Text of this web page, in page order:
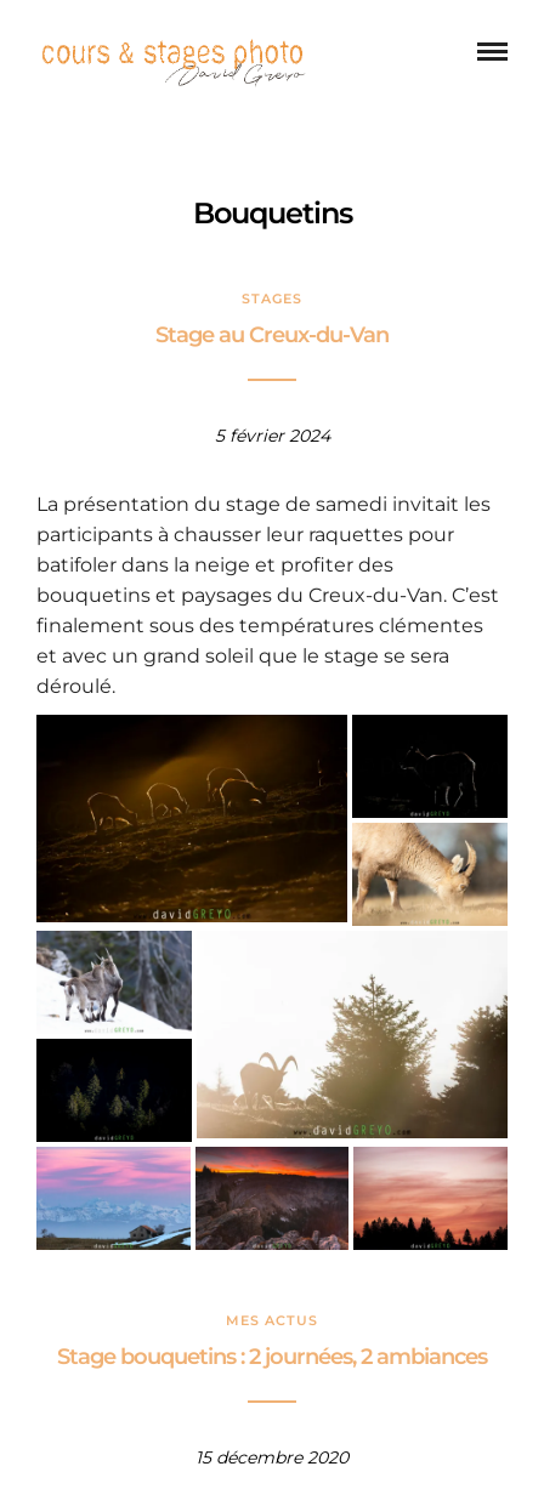
Bouquetins
STAGES
Stage au Creux-du-Van
5 février 2024
La présentation du stage de samedi invitait les
participants à chausser leur raquettes pour
batifoler dans la neige et profiter des
bouquetins et paysages du Creux-du-Van. C’est
finalement sous des températures clémentes
et avec un grand soleil que le stage se sera
déroulé.
MES ACTUS
Stage bouquetins : 2 journées, 2 ambiances
15 décembre 2020